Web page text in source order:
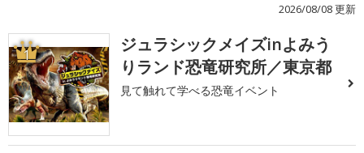
2026/08/08 更新
1
ジュラシックメイズinよみう
りランド恐竜研究所／東京都
見て触れて学べる恐竜イベント